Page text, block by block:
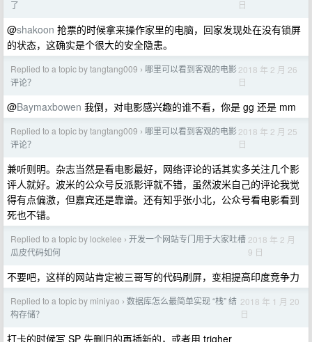
了
日
@shakoon 抢票的时候拿来操作家里的电脑，回家发现处在没有锁屏
的状态，这确实是个很大的安全隐患。
Replied to a topic by tangtang009 › 哪里可以看到客观的电影
评论？
2018 年 2 月 26
日
@Baymaxbowen 我倒，对电影感兴趣的谁不看，你是 gg 还是 mm
Replied to a topic by tangtang009 › 哪里可以看到客观的电影
评论？
2018 年 2 月 25
日
兼听则明。杂志当然是看电影最好，网络评论的话其实多关注几个影
评人就好。波米的公众号反派影评就不错，虽然波米自己的评论我觉
得有点偏激，但嘉宾还是靠谱。还有知乎张小北，公众号看电影看到
死也不错。
Replied to a topic by lockelee › 开发一个网站专门用于大家吐槽
瓜皮代码如何
2018 年 2 月
9 日
不要吧，这样的网站肯定被三哥写的代码刷屏，变相提高印度竞争力
Replied to a topic by miniyao › 数据库怎么最简单实现 “栈” 结
构存储？
2018 年 1 月 20
日
打卡的时候写 SP 先删旧的再插新的，或者用 trigher